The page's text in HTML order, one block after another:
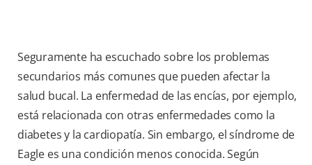
Seguramente ha escuchado sobre los problemas
secundarios más comunes que pueden afectar la
salud bucal. La enfermedad de las encías, por ejemplo,
está relacionada con otras enfermedades como la
diabetes y la cardiopatía. Sin embargo, el síndrome de
Eagle es una condición menos conocida. Según